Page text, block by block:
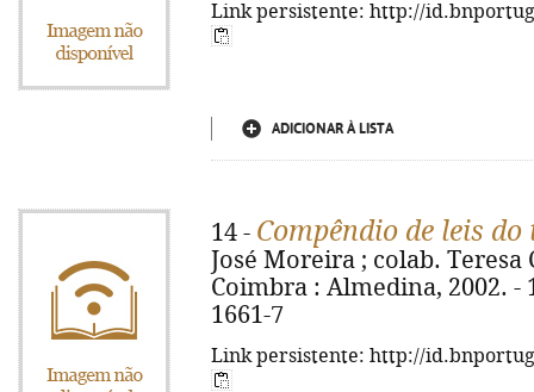
Link persistente: http://
ADICIONAR À LISTA
14 - Compêndio de leis
José Moreira ; colab. Teresa
Coimbra : Almedina, 2002. -
1661-7
Link persistente: http://